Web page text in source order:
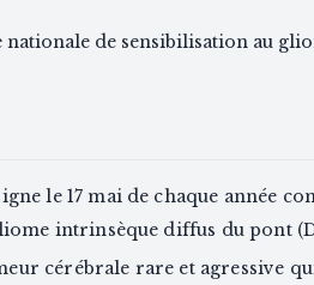
nationale de sensibilisation au
le 17 mai de chaque année
intrinsèque diffus du pont
cérébrale rare et agressive